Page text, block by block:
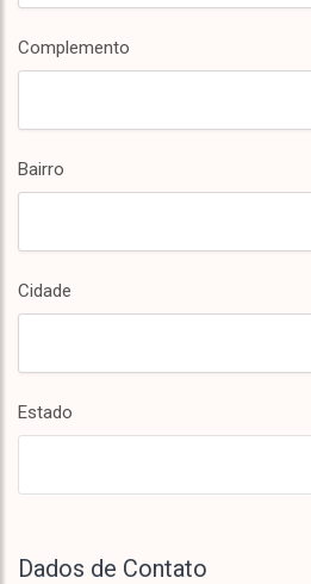
Complemento
Bairro
Cidade
Estado
Dados de Contato